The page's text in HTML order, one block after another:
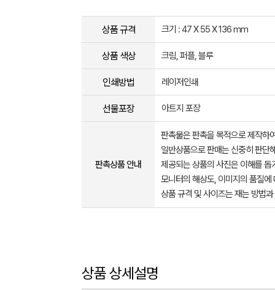
상품 규격 크기 : 47 X 55 X 136 mm
상품 색상 크림, 퍼플, 블루
인쇄방법 레이저인쇄
선물포장 아트지 포장
판촉상품 안내
판촉물은 판촉을 목적으로 제작하
일반상품으로 판매는 신중히 판단
제공되는 상품의 사진은 이해를
모니터의 해상도, 이미지의 품질
상품 규격 및 사이즈는 재는 방법
상품 상세설명